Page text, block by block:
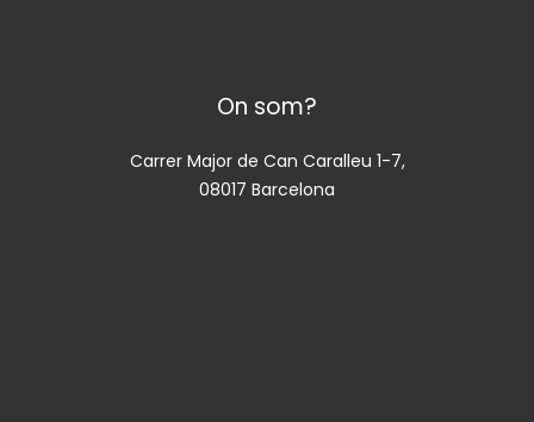
On som?
Carrer Major de Can Caralleu 1-7,
08017 Barcelona